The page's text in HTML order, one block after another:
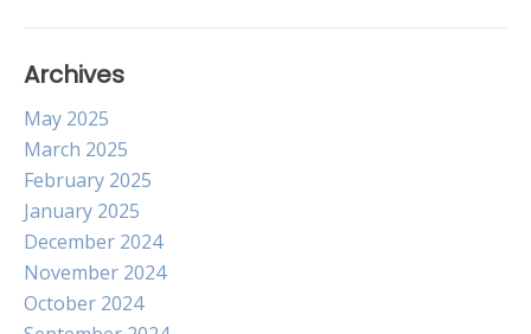
Archives
May 2025
March 2025
February 2025
January 2025
December 2024
November 2024
October 2024